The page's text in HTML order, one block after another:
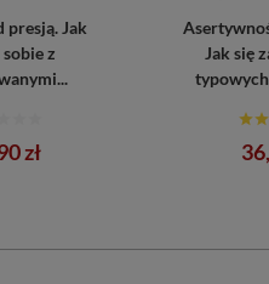
presją. Jak
z
zł
Jak się